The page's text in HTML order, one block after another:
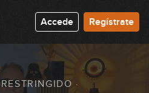
Accede Regístrate
·
- Imagine (simplificada)